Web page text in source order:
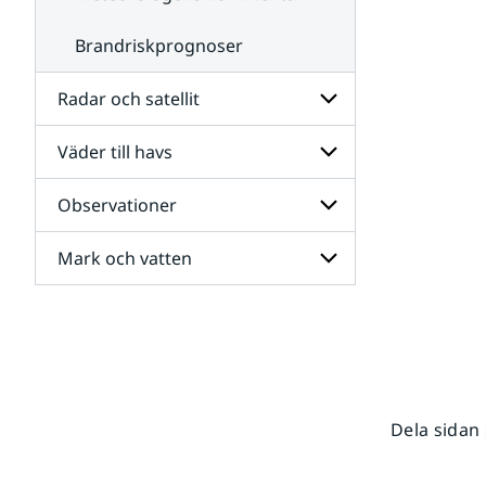
Brandriskprognoser
Radar och satellit
Undersidor
för
Radar
och
satellit
Väder till havs
Undersidor
för
Väder
till
havs
Observationer
Undersidor
för
Mark och vatten
Dela sidan